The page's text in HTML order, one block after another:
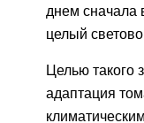
днем сначала
целый
Целью такого
адаптация